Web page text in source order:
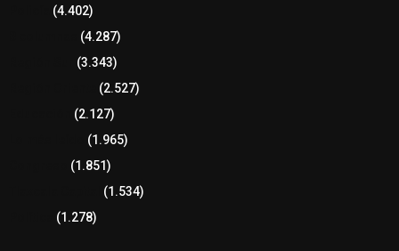
(4.402)
(4.287)
(3.343)
(2.527)
(2.127)
(1.965)
(1.851)
(1.534)
(1.278)